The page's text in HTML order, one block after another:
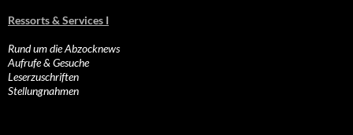
Ressorts & Services I
Rund um die Abzocknews
Aufrufe & Gesuche
Leserzuschriften
Stellungnahmen